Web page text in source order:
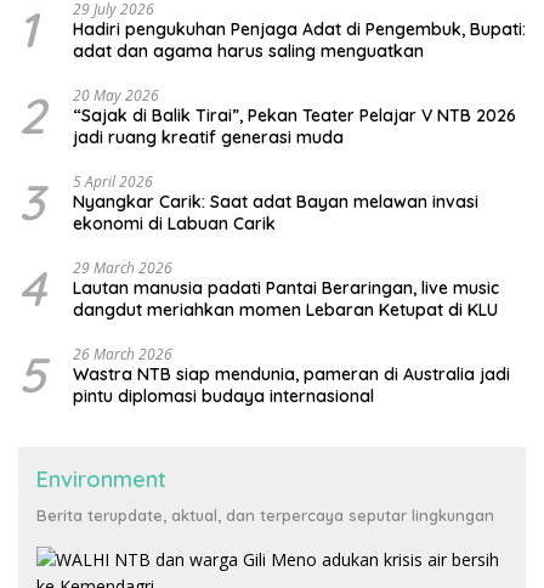
1 29 July 2026
Hadiri pengukuhan Penjaga Adat di Pengembuk, Bupati:
adat dan agama harus saling menguatkan
2 20 May 2026
“Sajak di Balik Tirai”, Pekan Teater Pelajar V NTB 2026
jadi ruang kreatif generasi muda
3 5 April 2026
Nyangkar Carik: Saat adat Bayan melawan invasi
ekonomi di Labuan Carik
4 29 March 2026
Lautan manusia padati Pantai Beraringan, live music
dangdut meriahkan momen Lebaran Ketupat di KLU
5 26 March 2026
Wastra NTB siap mendunia, pameran di Australia jadi
pintu diplomasi budaya internasional
Environment
Berita terupdate, aktual, dan terpercaya seputar lingkungan